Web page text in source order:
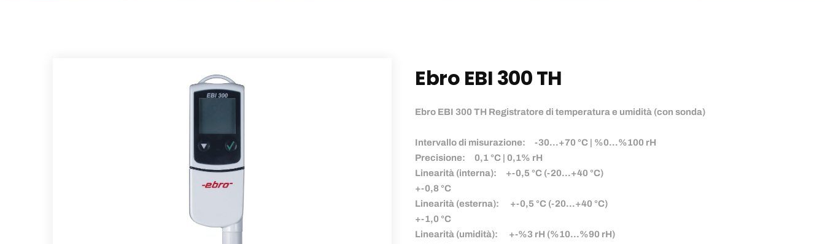
Ebro EBI 300 TH
Ebro EBI 300 TH Registratore di temperatura e umidità (con sonda)
Intervallo di misurazione: -30…+70 °C | %0…%100 rH
Precisione: 0,1 °C | 0,1% rH
Linearità (interna): +-0,5 °C (-20…+40 °C)
+-0,8 °C
Linearità (esterna): +-0,5 °C (-20…+40 °C)
+-1,0 °C
Linearità (umidità): +-%3 rH (%10…%90 rH)